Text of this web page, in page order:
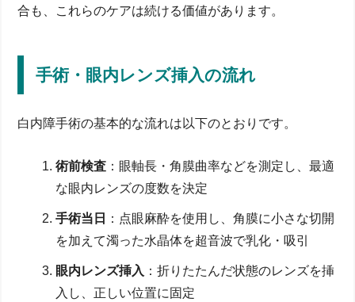
合も、これらのケアは続ける価値があります。
手術・眼内レンズ挿入の流れ
白内障手術の基本的な流れは以下のとおりです。
術前検査 ：眼軸長・角膜曲率などを測定し、最適
な眼内レンズの度数を決定
手術当日
：点眼麻酔を使用し、角膜に小さな切開
を加えて濁った水晶体を超音波で乳化・吸引
眼内レンズ挿入 ：折りたたんだ状態のレンズを挿
入し、正しい位置に固定